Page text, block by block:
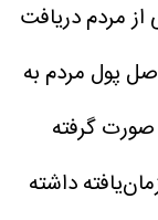
مردم دریافت
پول مردم به
صورت گرفته
داشته